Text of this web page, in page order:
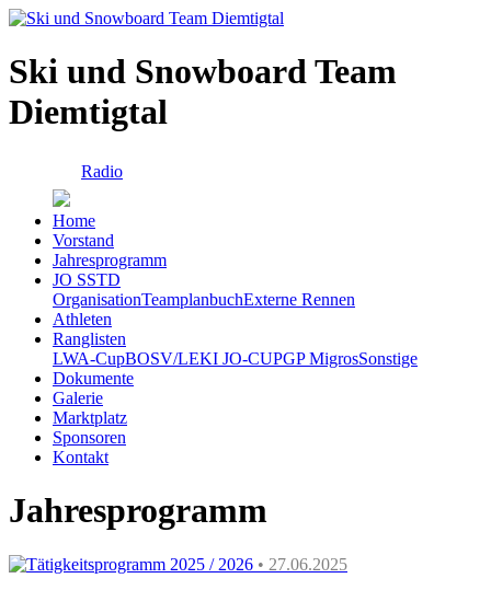
Ski und Snowboard Team
Diemtigtal
Radio
Home
Vorstand
Jahresprogramm
JO SSTD
OrganisationTeamplanbuchExterne Rennen
Athleten
Ranglisten
LWA-CupBOSV/LEKI JO-CUPGP MigrosSonstige
Dokumente
Galerie
Marktplatz
Sponsoren
Kontakt
Jahresprogramm
Tätigkeitsprogramm 2025 / 2026 • 27.06.2025